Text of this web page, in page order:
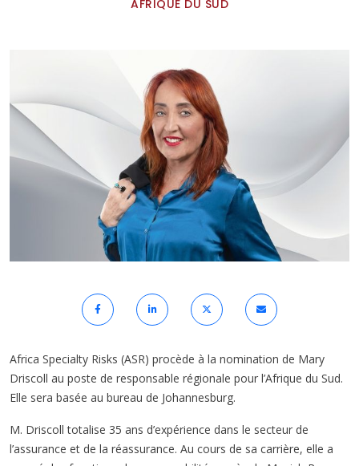
AFRIQUE DU SUD
Africa Specialty Risks (ASR) procède à la nomination de Mary
Driscoll au poste de responsable régionale pour l’Afrique du Sud.
Elle sera basée au bureau de Johannesburg.
M. Driscoll totalise 35 ans d’expérience dans le secteur de
l’assurance et de la réassurance. Au cours de sa carrière, elle a